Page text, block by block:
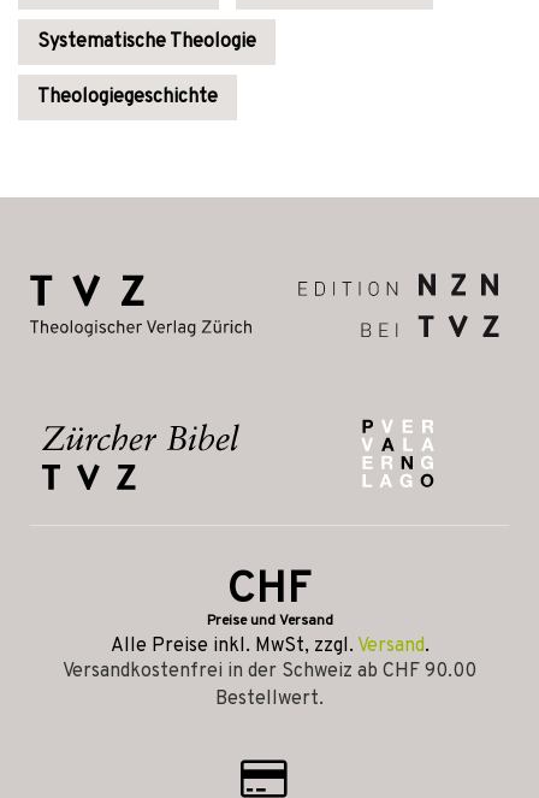
Systematische Theologie
Theologiegeschichte
CHF
Preise und Versand
Alle Preise inkl. MwSt, zzgl. Versand.
Versandkostenfrei in der Schweiz ab CHF 90.00
Bestellwert.